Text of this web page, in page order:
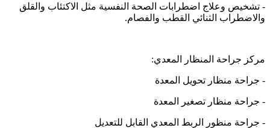
- تشخيص وعلاج اضطرابات الصحة النفسية مثل الاكتئاب والقلق
والاضطراب الثنائي القطب والفصام.
مركز جراحة المنظار المعدي:
- جراحة منظار تحويل المعدة
- جراحة منظار تصغير المعدة
- جراحة منظور الربط المعدي القابل للتعديل